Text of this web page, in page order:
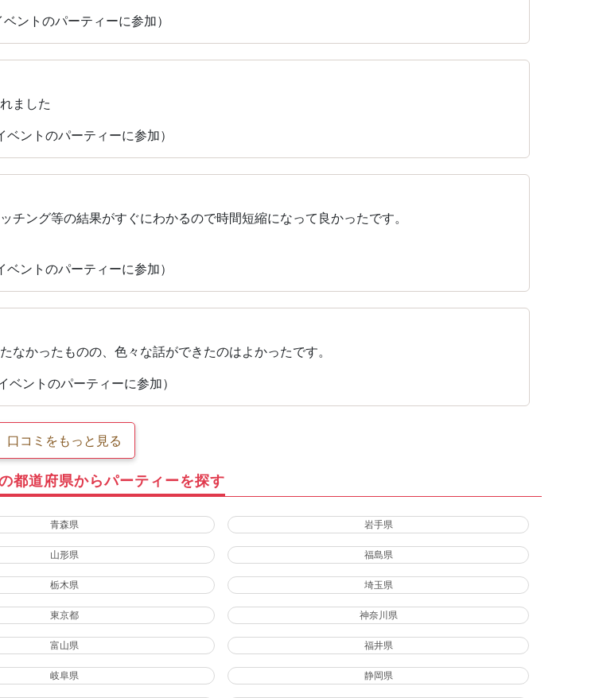
ントのパーティーに参加）
ました
ントのパーティーに参加）
チング等の結果がすぐにわかるので時間短縮になって良かったです。
ントのパーティーに参加）
なかったものの、色々な話ができたのはよかったです。
ントのパーティーに参加）
口コミをもっと見る
都道府県からパーティーを探す
青森県 岩手県
山形県 福島県
栃木県 埼玉県
東京都 神奈川県
富山県 福井県
岐阜県 静岡県